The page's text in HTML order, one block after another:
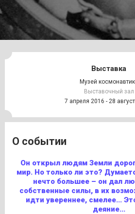
Выставка
Музей
Выставочный зал
7 апреля 2016 - 28
О событии
Он открыл людям Земли
мир. Но только ли это?
нечто большее – он дал
собственные силы, в их
идти увереннее, смелее...
деяние...